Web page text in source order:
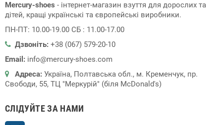
Mercury-shoes - інтернет-магазин взуття для дорослих та
дітей, кращі українські та європейські виробники.
ПН-ПТ: 10.00-19.00 СБ : 11.00-17.00
Дзвоніть: +38 (067) 579-20-10
Email: info@mercury-shoes.com
Адреса: Україна, Полтавська обл., м. Кременчук, пр.
Свободи, 55, ТЦ "Меркурій" (біля McDonald's)
СЛІДУЙТЕ ЗА НАМИ